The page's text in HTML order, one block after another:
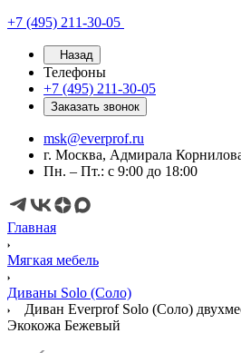
+7 (495) 211-30-05
Назад
Телефоны
+7 (495) 211-30-05
Заказать звонок
msk@everprof.ru
г. Москва, Адмирала
Пн. – Пт.: с 9:00 до 18:00
Главная
Мягкая мебель
Диваны Solo (Соло)
Диван Everprof Solo (Соло)
Экокожа Бежевый